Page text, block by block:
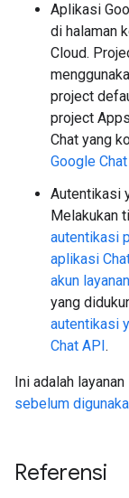
Aplikasi
di halaman
Cloud.
project
project
Chat yang
Google
Autentikasi
Melakukan
autentikasi
aplikasi
akun
yang
autentikasi
Chat API.
Ini adalah
sebelum
Referensi